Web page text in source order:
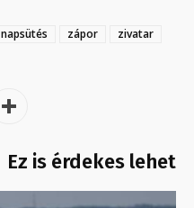
napsütés zápor
zivatar
Ez is érdekes lehet